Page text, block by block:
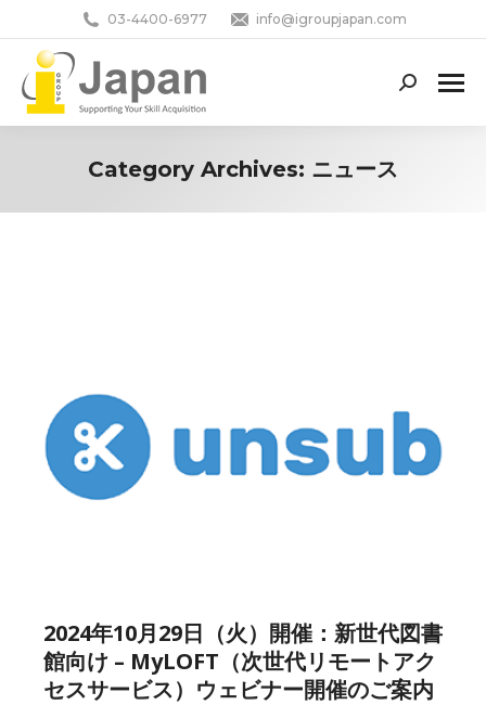
03-4400-6977 info@igroupjapan.com
Search:
Category Archives: ニュース
2024年10月29日（火）開催：新世代図書
館向け – MyLOFT（次世代リモートアク
セスサービス）ウェビナー開催のご案内